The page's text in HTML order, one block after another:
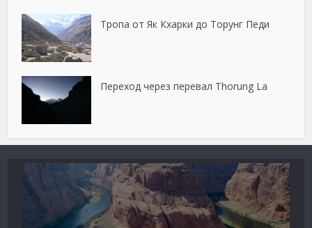
Тропа от Як Кхарки до Торунг Педи
Переход через перевал Thorung La